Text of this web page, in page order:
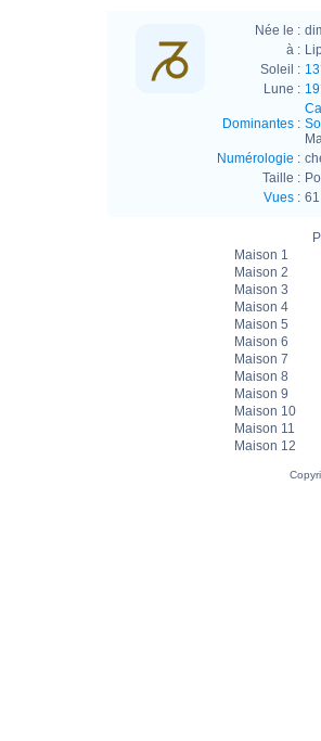
Née le :
à :
Soleil :
Lune :
Dominantes:
Numérologie :
Taille :
Vues:
Maison 1
Maison 2
Maison 3
Maison 4
Maison 5
Maison 6
Maison 7
Maison 8
Maison 9
Maison 10
Maison 11
Maison 12